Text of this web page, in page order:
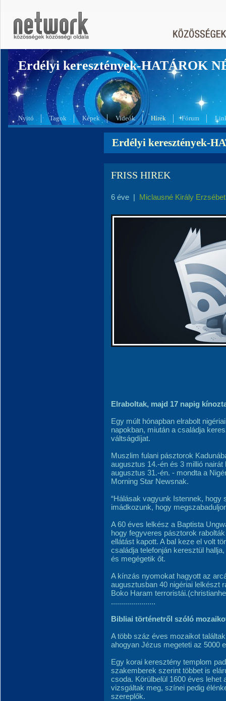
Erdélyi keresztények-HATÁROK
Nyitó Tagok Képek Videók Hírek Fórum
Erdélyi keresztények-
FRISS HIREK
6 éve | Miclausné Király Erzsébet
Elraboltak, majd 17 napig
Egy múlt hónapban elrabolt
napokban, miután a családja
váltságdíjat.
Muszlim fulani pásztorok
augusztus 14.-én és 3 millió
augusztus 31.-én. - mondta a
Morning Star Newsnak.
“Hálásak vagyunk Istennek, hogy
imádkozunk, hogy
A 60 éves lelkész a Baptista
hogy fegyveres pásztorok
ellátást kapott. A bal keze el volt
családja telefonján keresztül
és megégetik őt.
A kínzás nyomokat hagyott az
augusztusban 40 nigériai lelkészt
Boko Haram
......................
Bibliai történetről szóló
A több száz éves mozaikot
ahogyan Jézus megeteti az 5000
Egy korai keresztény templom
szakemberek szerint többet is
csoda. Körülbelül 1600 éves
vizsgáltak meg, színei pedig
szereplők.